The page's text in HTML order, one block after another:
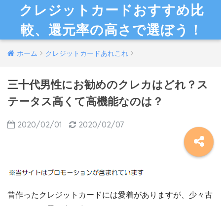
クレジットカードおすすめ比
較、還元率の高さで選ぼう！
ホーム クレジットカードあれこれ
三十代男性にお勧めのクレカはどれ？ス
テータス高くて高機能なのは？
2020/02/01 2020/02/07
昔作ったクレジットカードには愛着がありますが、少々古